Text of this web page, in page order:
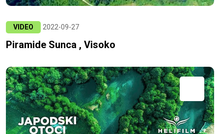
VIDEO 2022-09-27
Piramide Sunca , Visoko